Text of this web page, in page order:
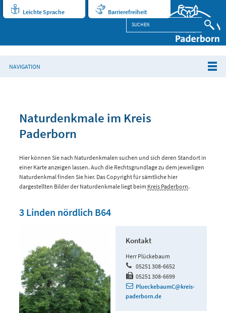
Leichte Sprache Barrierefreiheit
NAVIGATION
Naturdenkmale im Kreis
Paderborn
Hier können Sie nach Naturdenkmalen suchen und sich deren Standort in
einer Karte anzeigen lassen. Auch die Rechtsgrundlage zu dem jeweiligen
Naturdenkmal finden Sie hier. Das Copyright für sämtliche hier
dargestellten Bilder der Naturdenkmale liegt beim Kreis Paderborn.
3 Linden nördlich B64
Kontakt
Herr Plückebaum
05251 308-6652
05251 308-6699
PlueckebaumC@kreis-
paderborn.de